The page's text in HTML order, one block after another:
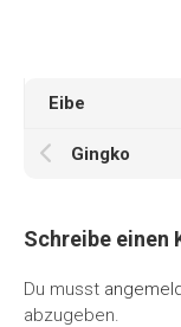
Eibe
Gingko
Schreibe einen
Du musst
abzugeben.